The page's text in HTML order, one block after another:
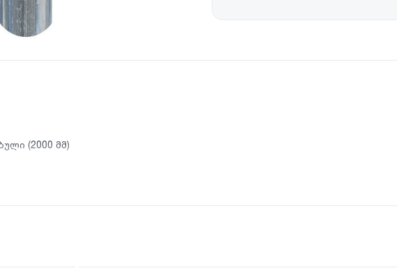
(2000 მმ)